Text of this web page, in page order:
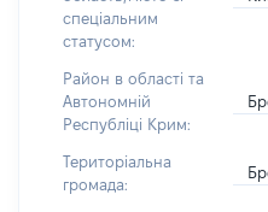
спеціальним
статусом:
Район в області та
Автономній
Республіці Крим:
Територіальна
громада: